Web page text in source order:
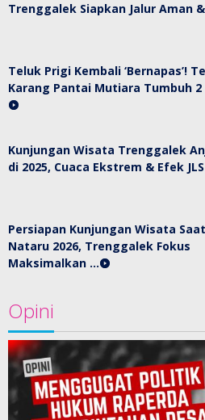
Trenggalek Siapkan Jalur Aman
Teluk Prigi Kembali ‘Bernapas’!
Karang Pantai Mutiara Tumbuh
Kunjungan Wisata Trenggalek
di 2025, Cuaca Ekstrem & Efek
Persiapan Kunjungan Wisata
Nataru 2026, Trenggalek Fokus
Maksimalkan …
Opini